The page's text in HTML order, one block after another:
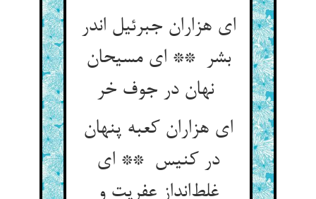
ای هزاران جبرئیل اندر
بشر ** ای مسیحان
نهان در جوف خر
ای هزاران کعبه پنهان
در کنیس ** ای
غلط‌انداز عفریت و